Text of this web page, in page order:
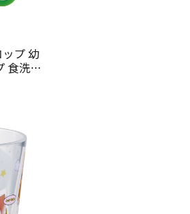
プ 幼
食洗機
子ども